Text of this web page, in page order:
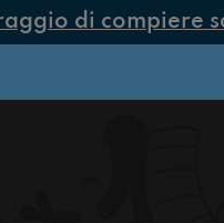
di compiere